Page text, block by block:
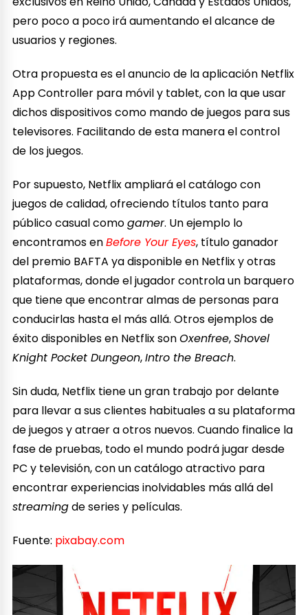
pero poco a poco irá aumentando el alcance de
usuarios y regiones.
Otra propuesta es el anuncio de la aplicación Netflix
App Controller para móvil y tablet, con la que usar
dichos dispositivos como mando de juegos para sus
televisores. Facilitando de esta manera el control
de los juegos.
Por supuesto, Netflix ampliará el catálogo con
juegos de calidad, ofreciendo títulos tanto para
público casual comogamer. Un ejemplo lo
encontramos enBefore Your Eyes, título ganador
del premio BAFTA ya disponible en Netflix y otras
plataformas, donde el jugador controla un barquero
que tiene que encontrar almas de personas para
conducirlas hasta el más allá. Otros ejemplos de
éxito disponibles en Netflix sonOxenfree,Shovel
Knight Pocket Dungeon,Intro the Breach.
Sin duda, Netflix tiene un gran trabajo por delante
para llevar a sus clientes habituales a su plataforma
de juegos y atraer a otros nuevos. Cuando finalice la
fase de pruebas, todo el mundo podrá jugar desde
PC y televisión, con un catálogo atractivo para
encontrar experiencias inolvidables más allá del
streamingde series y películas.
Fuente: pixabay.com